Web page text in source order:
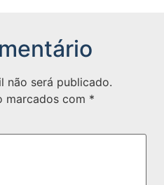
não será publicado.
marcados com *